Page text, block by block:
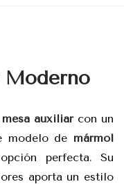
Moderno
mesa auxiliarcon un
modelo de mármol
perfecta. Su
aporta un estilo